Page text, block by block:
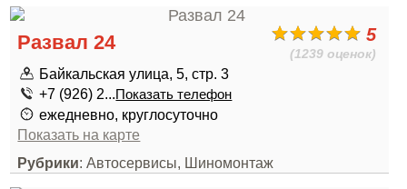
5
(1239 оценок)
Развал 24
Байкальская улица, 5, стр. 3
+7 (926) 2...Показать телефон
ежедневно, круглосуточно
Показать на карте
Рубрики: Автосервисы, Шиномонтаж